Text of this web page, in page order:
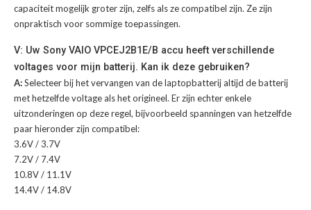
capaciteit mogelijk groter zijn, zelfs als ze compatibel zijn. Ze zijn
onpraktisch voor sommige toepassingen.
V: Uw Sony VAIO VPCEJ2B1E/B accu heeft verschillende
voltages voor mijn batterij. Kan ik deze gebruiken?
A:Selecteer bij het vervangen van de laptopbatterij altijd de batterij
met hetzelfde voltage als het origineel. Er zijn echter enkele
uitzonderingen op deze regel, bijvoorbeeld spanningen van hetzelfde
paar hieronder zijn compatibel:
3.6V / 3.7V
7.2V / 7.4V
10.8V / 11.1V
14.4V / 14.8V